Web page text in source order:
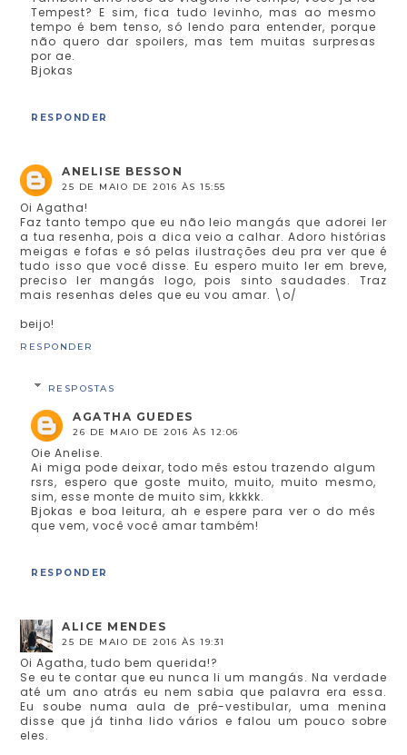
Tempest? E sim, fica tudo levinho, mas ao mesmo
tempo é bem tenso, só lendo para entender, porque
não quero dar spoilers, mas tem muitas surpresas
por ae.
Bjokas
RESPONDER
ANELISE BESSON
25 DE MAIO DE 2016 ÀS 15:55
Oi Agatha!
Faz tanto tempo que eu não leio mangás que adorei ler
a tua resenha, pois a dica veio a calhar. Adoro histórias
meigas e fofas e só pelas ilustrações deu pra ver que é
tudo isso que você disse. Eu espero muito ler em breve,
preciso ler mangás logo, pois sinto saudades. Traz
mais resenhas deles que eu vou amar. \o/
beijo!
RESPONDER
RESPOSTAS
AGATHA GUEDES
26 DE MAIO DE 2016 ÀS 12:06
Oie Anelise.
Ai miga pode deixar, todo mês estou trazendo algum
rsrs, espero que goste muito, muito, muito mesmo,
sim, esse monte de muito sim, kkkkk.
Bjokas e boa leitura, ah e espere para ver o do mês
que vem, você você amar também!
RESPONDER
ALICE MENDES
25 DE MAIO DE 2016 ÀS 19:31
Oi Agatha, tudo bem querida!?
Se eu te contar que eu nunca li um mangás. Na verdade
até um ano atrás eu nem sabia que palavra era essa.
Eu soube numa aula de pré-vestibular, uma menina
disse que já tinha lido vários e falou um pouco sobre
eles.